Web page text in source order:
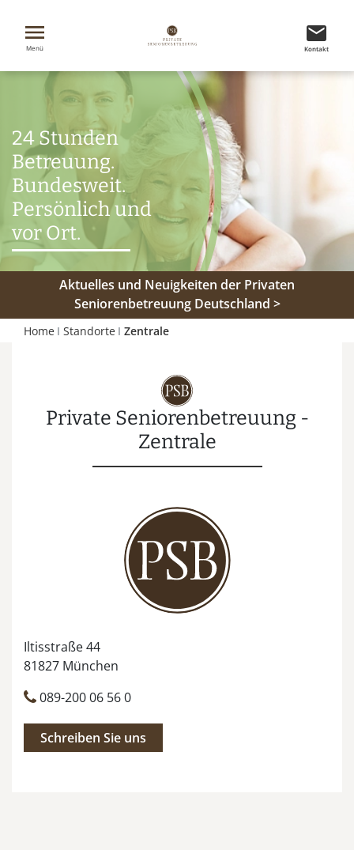
Menü Kontakt
24 Stunden
Betreuung.
Bundesweit.
Persönlich und
vor Ort.
Aktuelles und Neuigkeiten der Privaten
Seniorenbetreuung Deutschland >
Home Standorte Zentrale
Private Seniorenbetreuung -
Zentrale
Iltisstraße 44
81827 München
089-200 06 56 0
Schreiben Sie uns